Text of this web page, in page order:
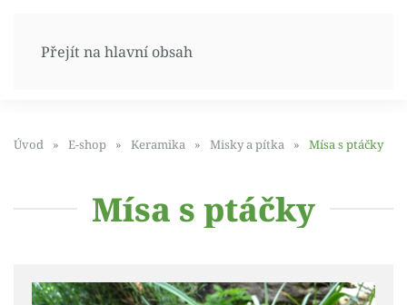
Přejít na hlavní obsah
Úvod E-shop Keramika Misky a pítka Mísa s ptáčky
Mísa s ptáčky